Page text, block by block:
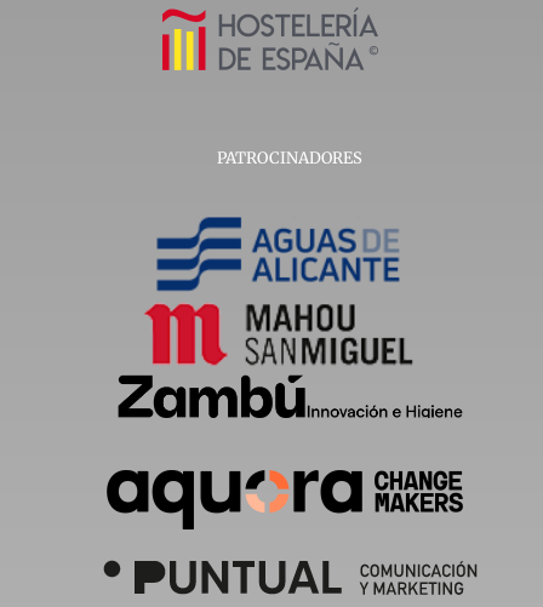
PATROCINADORES